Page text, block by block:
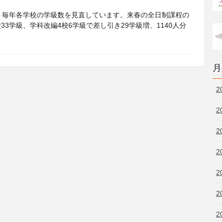
年各学校の学級数を見直しています。来春の全日制課程の
学級、学科改編4校6学級で差し引き29学級増、1140人分